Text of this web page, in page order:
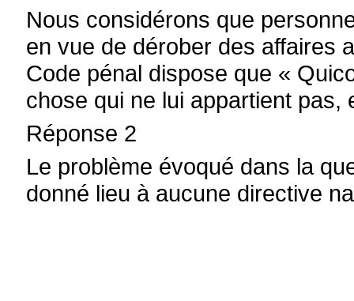
Nous considérons que
en vue de dérober des affaires
Code pénal dispose que «
chose qui ne lui appartient pas,
Réponse 2
Le problème évoqué dans la
donné lieu à aucune directive